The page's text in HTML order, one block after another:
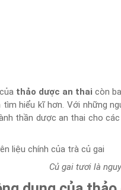
thảo dược an thai còn
hiểu kĩ hơn. Với những
thần dược an thai cho
Củ gai tươi là